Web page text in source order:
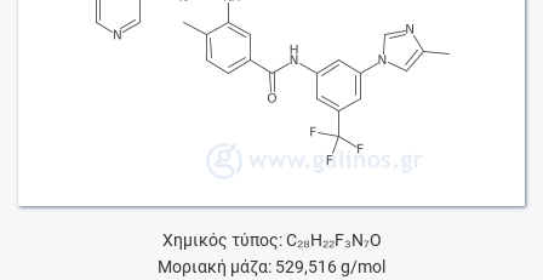
Χημικός τύπος: C₂₈H₂₂F₃N₇O
Μοριακή μάζα: 529,516 g/mol